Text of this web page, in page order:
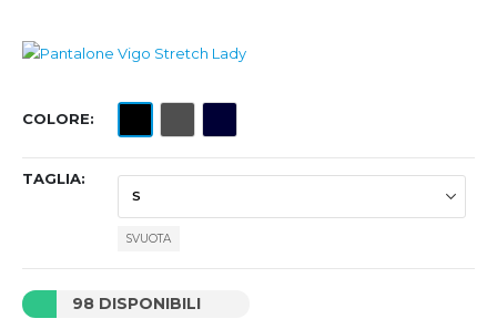
COLORE
TAGLIA
SVUOTA
98 DISPONIBILI